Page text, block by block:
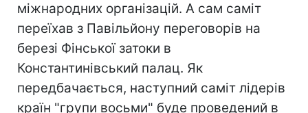
міжнародних організацій. А сам саміт
переїхав з Павільйону переговорів на
березі Фінської затоки в
Константинівський палац. Як
передбачається, наступний саміт лідерів
країн "групи восьми" буде проведений в